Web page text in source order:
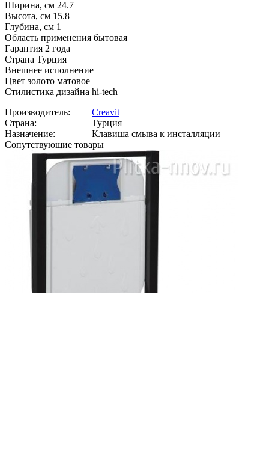
Ширина, см 24.7
Высота, см 15.8
Глубина, см 1
Область применения бытовая
Гарантия 2 года
Страна Турция
Внешнее исполнение
Цвет золото матовое
Стилистика дизайна hi-tech
Производитель:
Creavit
Страна:
Турция
Назначение:
Клавиша смыва к инсталляции
Сопутствующие товары